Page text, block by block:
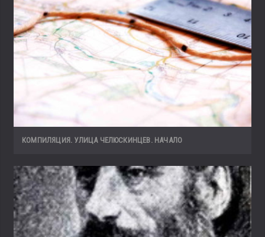
КОМПИЛЯЦИЯ. УЛИЦА ЧЕЛЮСКИНЦЕВ. НАЧАЛО